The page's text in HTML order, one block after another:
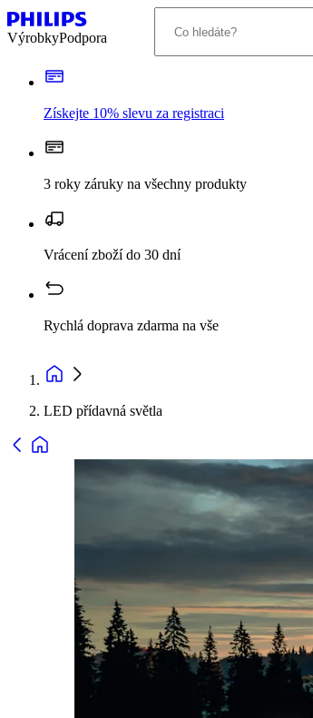
VýrobkyPodpora
Získejte 10% slevu za registraci
3 roky záruky na všechny produkty
Vrácení zboží do 30 dní
Rychlá doprava zdarma na vše
LED přídavná světla